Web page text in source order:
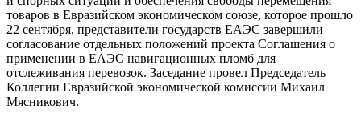
товаров в Евразийском экономическом союзе, которое прошло
22 сентября, представители государств ЕАЭС завершили
согласование отдельных положений проекта Соглашения о
применении в ЕАЭС навигационных пломб для
отслеживания перевозок. Заседание провел Председатель
Коллегии Евразийской экономической комиссии Михаил
Мясникович.